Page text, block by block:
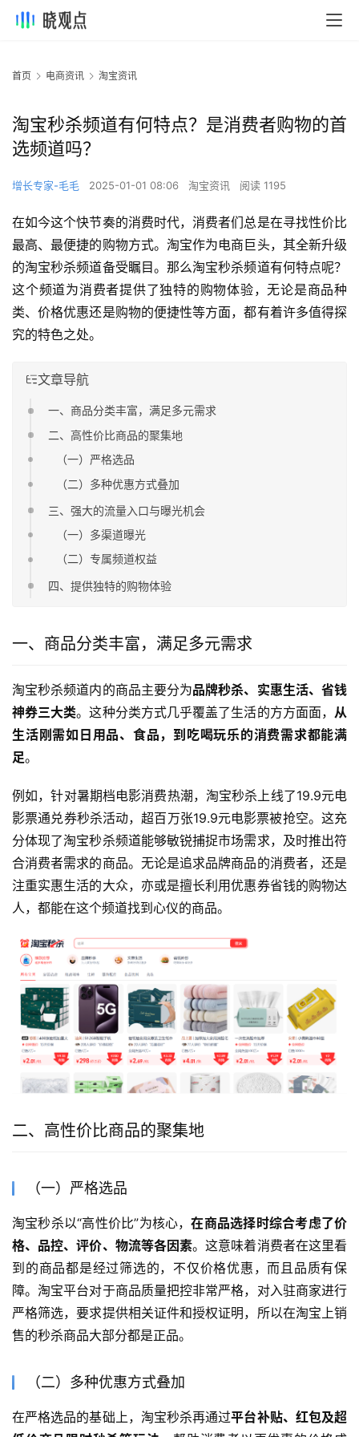
首页 电商资讯 淘宝资讯
淘宝秒杀频道有何特点？是消费者购物的首
选频道吗？
增长专家-毛毛 2025-01-01 08:06 淘宝资讯 阅读 1195
在如今这个快节奏的消费时代，消费者们总是在寻找性价比
最高、最便捷的购物方式。淘宝作为电商巨头，其全新升级
的淘宝秒杀频道备受瞩目。那么淘宝秒杀频道有何特点呢？
这个频道为消费者提供了独特的购物体验，无论是商品种
类、价格优惠还是购物的便捷性等方面，都有着许多值得探
究的特色之处。
文章导航
一、商品分类丰富，满足多元需求
二、高性价比商品的聚集地
（一）严格选品
（二）多种优惠方式叠加
三、强大的流量入口与曝光机会
（一）多渠道曝光
（二）专属频道权益
四、提供独特的购物体验
一、商品分类丰富，满足多元需求
淘宝秒杀频道内的商品主要分为品牌秒杀、实惠生活、省钱
神券三大类。这种分类方式几乎覆盖了生活的方方面面， 从
生活刚需如日用品、食品，到吃喝玩乐的消费需求都能满
足。
例如，针对暑期档电影消费热潮，淘宝秒杀上线了19.9元电
影票通兑券秒杀活动，超百万张19.9元电影票被抢空。这充
分体现了淘宝秒杀频道能够敏锐捕捉市场需求，及时推出符
合消费者需求的商品。无论是追求品牌商品的消费者，还是
注重实惠生活的大众，亦或是擅长利用优惠券省钱的购物达
人，都能在这个频道找到心仪的商品。
二、高性价比商品的聚集地
（一）严格选品
淘宝秒杀以“高性价比”为核心，在商品选择时综合考虑了价
格、品控、评价、物流等各因素。这意味着消费者在这里看
到的商品都是经过筛选的，不仅价格优惠，而且品质有保
障。淘宝平台对于商品质量把控非常严格，对入驻商家进行
严格筛选，要求提供相关证件和授权证明，所以在淘宝上销
售的秒杀商品大部分都是正品。
（二）多种优惠方式叠加
在严格选品的基础上，淘宝秒杀再通过平台补贴、红包及超